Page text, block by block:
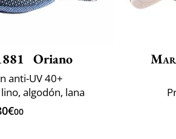
Oriano
anti-UV 40+
algodón, lana
00